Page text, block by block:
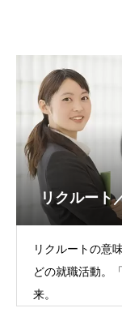
リクルート
リクルートの意
どの就職活動。
来。